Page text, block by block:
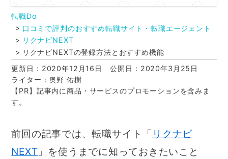
転職Do
口コミで評判のおすすめ転職サイト・転職エージェント
リクナビNEXT
リクナビNEXTの登録方法とおすすめ機能
更新日：2020年12月16日
公開日：2020年3月25日
ライター：奥野 佑樹
【PR】記事内に商品・サービスのプロモーションを含みま
す。
前回の記事では、転職サイト「 リクナビ
NEXT 」を使うまでに知っておきたいこと